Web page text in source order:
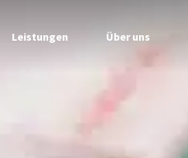
Leistungen Über uns